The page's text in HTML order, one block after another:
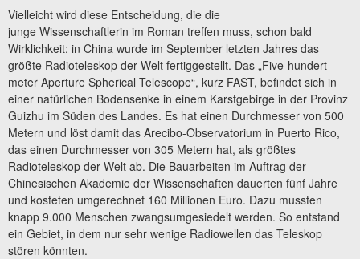
Vielleicht wird diese Entscheidung, die die
junge Wissenschaftlerin im Roman treffen muss, schon bald
Wirklichkeit: in China wurde im September letzten Jahres das
größte Radioteleskop der Welt fertiggestellt. Das „Five-hundert-
meter Aperture Spherical Telescope“, kurz FAST, befindet sich in
einer natürlichen Bodensenke in einem Karstgebirge in der Provinz
Guizhu im Süden des Landes. Es hat einen Durchmesser von 500
Metern und löst damit das Arecibo-Observatorium in Puerto Rico,
das einen Durchmesser von 305 Metern hat, als größtes
Radioteleskop der Welt ab. Die Bauarbeiten im Auftrag der
Chinesischen Akademie der Wissenschaften dauerten fünf Jahre
und kosteten umgerechnet 160 Millionen Euro. Dazu mussten
knapp 9.000 Menschen zwangsumgesiedelt werden. So entstand
ein Gebiet, in dem nur sehr wenige Radiowellen das Teleskop
stören könnten.